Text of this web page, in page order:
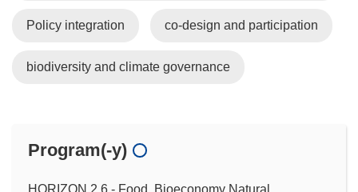
Policy integration co-design and participation
biodiversity and climate governance
Program(-y)
HORIZON.2.6 - Food, Bioeconomy Natural